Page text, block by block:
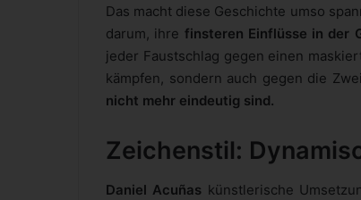
Das macht diese Geschichte umso
darum, ihre finsteren Einflüsse in der
jeder Faustschlag gegen einen
kämpfen, sondern auch gegen die
nicht mehr eindeutig sind.
Zeichenstil:
Daniel Acuñas künstlerische